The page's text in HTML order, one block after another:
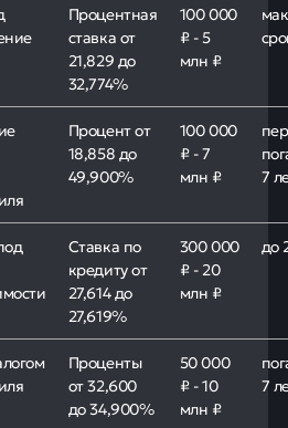
Процентная
ставка от
21,829 до
32,774%
100 000
₽ - 5
млн ₽
Процент от
18,858 до
49,900%
100 000
₽ - 7
млн ₽
7
Ставка по
кредиту от
27,614 до
27,619%
300 000
₽ - 20
млн ₽
до
Проценты
от 32,600
до 34,900%
50 000
₽ - 10
млн ₽
7